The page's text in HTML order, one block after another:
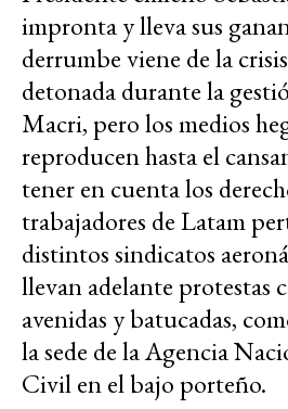
impronta y lleva sus
derrumbe viene de la
detonada durante la
Macri, pero los medios
reproducen hasta el
tener en cuenta los
trabajadores de Latam
distintos sindicatos
llevan adelante protestas
avenidas y batucadas,
la sede de la Agencia
Civil en el bajo porteño.